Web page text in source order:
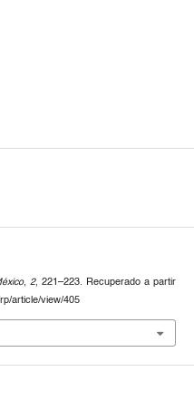
,2, 221–223. Recuperado a partir
article/view/405